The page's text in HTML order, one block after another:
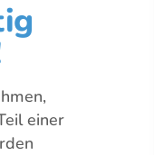
einer